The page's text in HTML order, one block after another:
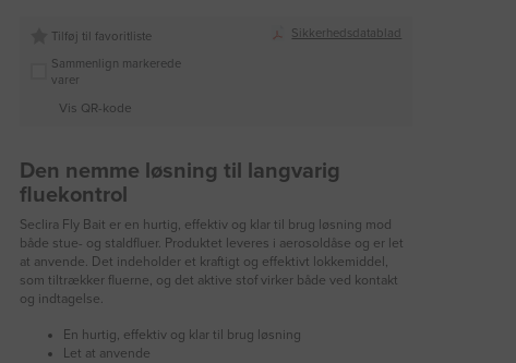
Tilføj til favoritliste
Sammenlign markerede
varer
Vis QR-kode
Sikkerhedsdatablad
Den nemme løsning til langvarig
fluekontrol
Seclira Fly Bait er en hurtig, effektiv og klar til brug løsning mod
både stue- og staldfluer. Produktet leveres i aerosoldåse og er let
at anvende. Det indeholder et kraftigt og effektivt lokkemiddel,
som tiltrækker fluerne, og det aktive stof virker både ved kontakt
og indtagelse.
En hurtig, effektiv og klar til brug løsning
Let at anvende